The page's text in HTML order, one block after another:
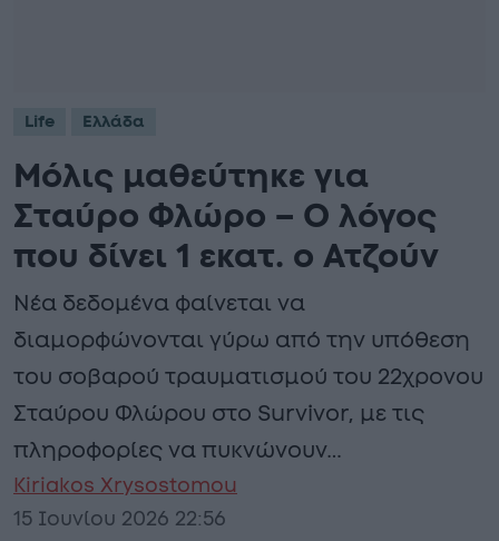
Life Ελλάδα
Μόλις μαθεύτηκε για
Σταύρο Φλώρο – Ο λόγος
που δίνει 1 εκατ. ο Ατζούν
Νέα δεδομένα φαίνεται να
διαμορφώνονται γύρω από την υπόθεση
του σοβαρού τραυματισμού του 22χρονου
Σταύρου Φλώρου στο Survivor, με τις
πληροφορίες να πυκνώνουν…
Kiriakos Xrysostomou
15 Ιουνίου 2026 22:56